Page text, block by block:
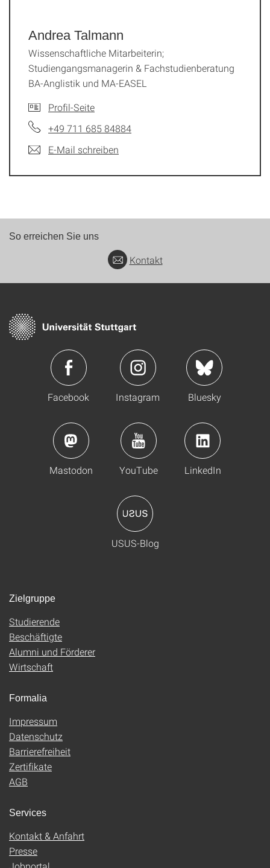
Andrea Talmann
Wissenschaftliche Mitarbeiterin;
Studiengangsmanagerin & Fachstudienberatung
BA-Anglistik und MA-EASEL
Profil-Seite
+49 711 685 84884
E-Mail schreiben
So erreichen Sie uns
Kontakt
Facebook Instagram Bluesky
Mastodon YouTube LinkedIn
USUS-Blog
Zielgruppe
Studierende
Beschäftigte
Alumni und Förderer
Wirtschaft
Formalia
Impressum
Datenschutz
Barrierefreiheit
Zertifikate
AGB
Services
Kontakt & Anfahrt
Presse